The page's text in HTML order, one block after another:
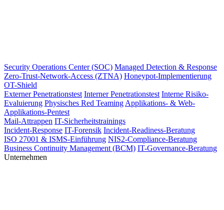
Security Operations Center (SOC) Managed Detection & Response
Zero-Trust-Network-Access (ZTNA) Honeypot-Implementierung
OT-Shield
Externer Penetrationstest Interner Penetrationstest Interne Risiko-
Evaluierung Physisches Red Teaming Applikations- & Web-
Applikations-Pentest
Mail-Attrappen IT-Sicherheitstrainings
Incident-Response IT-Forensik Incident-Readiness-Beratung
ISO 27001 & ISMS-Einführung NIS2-Compliance-Beratung
Business Continuity Management (BCM) IT-Governance-Beratung
Unternehmen